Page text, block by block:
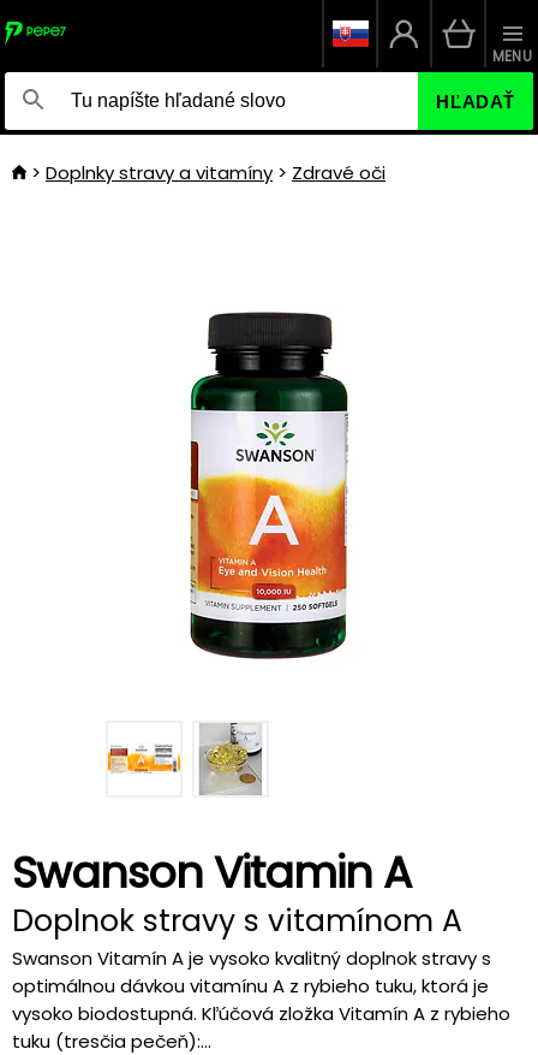
HĽADAŤ
MENU
Doplnky stravy a vitamíny Zdravé oči
Swanson Vitamin A
Doplnok stravy s vitamínom A
Swanson Vitamín A je vysoko kvalitný doplnok stravy s
optimálnou dávkou vitamínu A z rybieho tuku, ktorá je
vysoko biodostupná. Kľúčová zložka Vitamín A z rybieho
tuku (tresčia pečeň):...